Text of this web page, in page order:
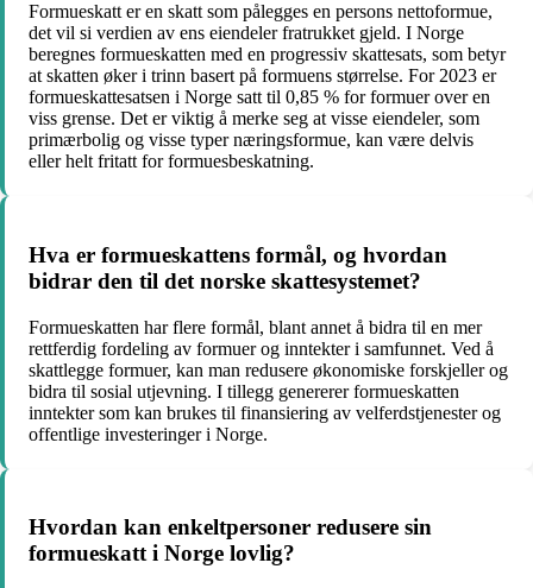
Formueskatt er en skatt som pålegges en persons nettoformue,
det vil si verdien av ens eiendeler fratrukket gjeld. I Norge
beregnes formueskatten med en progressiv skattesats, som betyr
at skatten øker i trinn basert på formuens størrelse. For 2023 er
formueskattesatsen i Norge satt til 0,85 % for formuer over en
viss grense. Det er viktig å merke seg at visse eiendeler, som
primærbolig og visse typer næringsformue, kan være delvis
eller helt fritatt for formuesbeskatning.
Hva er formueskattens formål, og hvordan
bidrar den til det norske skattesystemet?
Formueskatten har flere formål, blant annet å bidra til en mer
rettferdig fordeling av formuer og inntekter i samfunnet. Ved å
skattlegge formuer, kan man redusere økonomiske forskjeller og
bidra til sosial utjevning. I tillegg genererer formueskatten
inntekter som kan brukes til finansiering av velferdstjenester og
offentlige investeringer i Norge.
Hvordan kan enkeltpersoner redusere sin
formueskatt i Norge lovlig?